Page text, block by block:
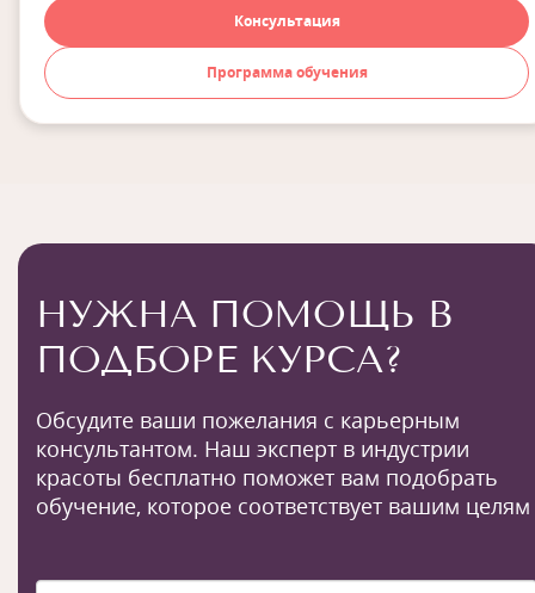
Консультация
Программа обучения
НУЖНА ПОМОЩЬ В
ПОДБОРЕ КУРСА?
Обсудите ваши пожелания с карьерным
консультантом. Наш эксперт в индустрии
красоты бесплатно поможет вам подобрать
обучение, которое соответствует вашим целям